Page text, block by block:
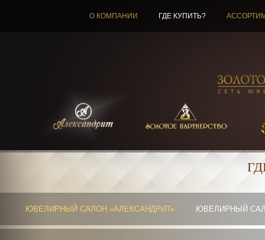
О КОМПАНИИ ГДЕ КУПИТЬ?
ЮВЕЛИРНЫЙ САЛОН «АЛЕКСАНДРИТ» ЮВЕЛИРНЫЙ